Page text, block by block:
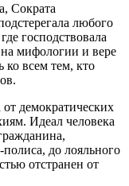
Сократа
любого
господствовала
на мифологии и вере
ко всем тем, кто
демократических
Идеал человека
полиса, до лояльного
отстранен от